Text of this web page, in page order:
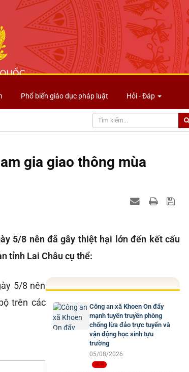
Phổ biến giáo dục pháp luật Hỏi - Đáp
gia giao thông mùa
5/8 nên đã gây thiệt hại lớn đến kết cấu
tỉnh Lai Châu cụ thể:
5/8 nên
trên các
Công an xã Khoen On đẩy
mạnh tuyên truyền phòng
chống lừa đảo trực tuyến và
vận động học sinh tựu
trường
05/08/2026